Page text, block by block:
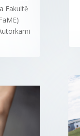
Fakultě